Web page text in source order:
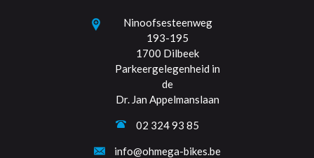
Ninoofsesteenweg
193-195
1700 Dilbeek
Parkeergelegenheid in
de
Dr. Jan Appelmanslaan
02 324 93 85
info@ohmega-bikes.be